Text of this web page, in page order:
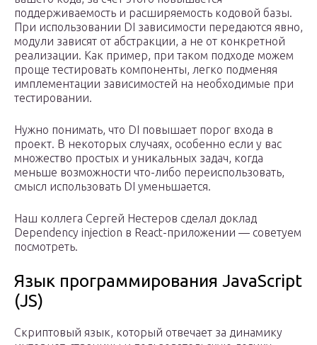
поддерживаемость и расширяемость кодовой базы.
При использовании DI зависимости передаются явно,
модули зависят от абстракции, а не от конкретной
реализации. Как пример, при таком подходе можем
проще тестировать компоненты, легко подменяя
имплементации зависимостей на необходимые при
тестировании.
Нужно понимать, что DI повышает порог входа в
проект. В некоторых случаях, особенно если у вас
множество простых и уникальных задач, когда
меньше возможности что-либо переиспользовать,
смысл использовать DI уменьшается.
Наш коллега Сергей Нестеров сделал доклад
Dependency injection в React-приложении — советуем
посмотреть.
Язык программирования JavaScript
(JS)
Скриптовый язык, который отвечает за динамику